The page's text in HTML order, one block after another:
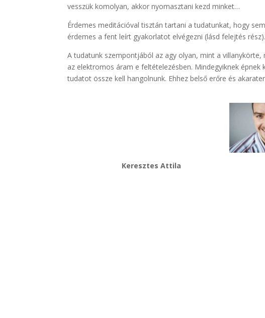
vesszük komolyan, akkor nyomasztani kezd minket…
Érdemes meditációval tisztán tartani a tudatunkat, hogy
érdemes a fent leírt gyakorlatot elvégezni (lásd felejtés rész).
A tudatunk szempontjából az agy olyan, mint a
az elektromos áram e feltételezésben. Mindegyiknek épnek
tudatot össze kell hangolnunk. Ehhez belső erőre és
Keresztes Attila